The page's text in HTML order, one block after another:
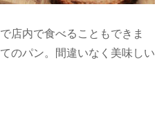
店内で食べることもできま
のパン。間違いなく美味しい